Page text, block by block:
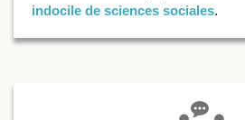
indocile de sciences sociales.